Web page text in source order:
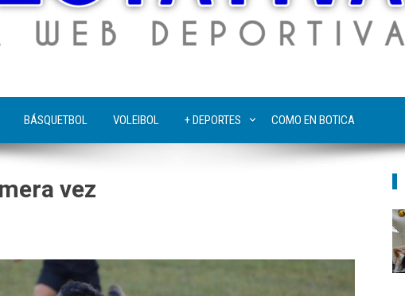
BÁSQUETBOL VOLEIBOL + DEPORTES COMO EN BOTICA
vez